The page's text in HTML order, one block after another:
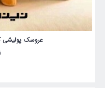
عروسک پولیشی